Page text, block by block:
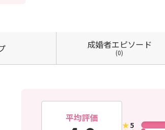
成婚者エピソード
(0)
平均評価
★5